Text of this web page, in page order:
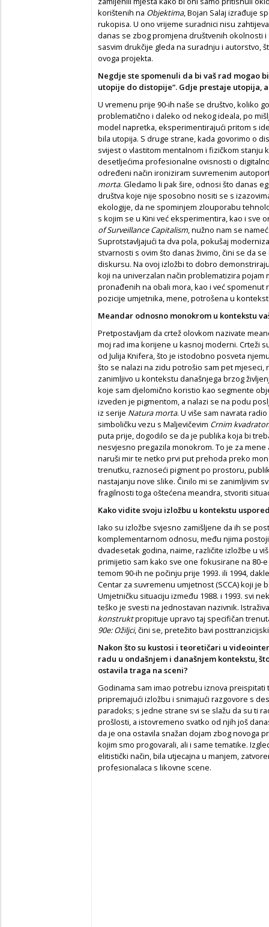
korištenih na Objektima, Bojan Salaj izrađuje
rukopisa. U ono vrijeme suradnici nisu
danas se zbog promjena društvenih okolnosti
sasvim drukčije gleda na suradnju i autorstvo,
ovoga projekta.
Negdje ste spomenuli da bi vaš rad mogao
utopije do distopije“. Gdje prestaje utopija,
U vremenu prije 90-ih naše se društvo, koliko
problematično i daleko od nekog ideala, po
model napretka, eksperimentirajući pritom s
bila utopija. S druge strane, kada govorimo o
svijest o vlastitom mentalnom i fizičkom stanju
desetljećima profesionalne ovisnosti o
određeni način ironiziram suvremenim
morta. Gledamo li pak šire, odnosi što danas
društva koje nije sposobno nositi se s
ekologije, da ne spominjem zlouporabu
s kojim se u Kini već eksperimentira, kao i
of Surveillance Capitalism , nužno nam se
Suprotstavljajući ta dva pola, pokušaj
stvarnosti s ovim što danas živimo, čini se da
diskursu. Na ovoj izložbi to dobro
koji na univerzalan način problematizira pojam
pronađenih na obali mora, kao i već spomenut
pozicije umjetnika, mene, potrošena u
Meandar odnosno monokrom u kontekstu
Pretpostavljam da crtež olovkom nazivate
moj rad ima korijene u kasnoj moderni. Crteži
od Julija Knifera, što je istodobno posveta
što se nalazi na zidu potrošio sam pet
zanimljivo u kontekstu današnjega brzog
koje sam djelomično koristio kao segmente
izveden je pigmentom, a nalazi se na podu
iz serije Natura morta. U više sam navrata
simboličku vezu s Maljevičevim Crnim
puta prije, dogodilo se da je publika koja bi
nesvjesno pregazila monokrom. To je za
naruši mir te netko prvi put prehoda preko
trenutku, raznoseći pigment po prostoru,
nastajanju nove slike. Činilo mi se zanimljivim
fragilnosti toga oštećena meandra, stvoriti
Kako vidite svoju izložbu u kontekstu
Iako su izložbe svjesno zamišljene da ih se
komplementarnom odnosu, među njima
dvadesetak godina, naime, različite izložbe u
primijetio sam kako sve one fokusirane na 80-e
temom 90-ih ne počinju prije 1993. ili 1994,
Centar za suvremenu umjetnost (SCCA) koji je
Umjetničku situaciju između 1988. i 1993. svi
teško je svesti na jednostavan nazivnik.
konstruktpropituje upravo taj specifičan
90e: Ožiljci, čini se, pretežito bavi
Nakon što su kustosi i teoretičari u
radu u ondašnjem i današnjem kontekstu,
ostavila traga na sceni?
Godinama sam imao potrebu iznova preispitati
pripremajući izložbu i snimajući razgovore s
paradoks; s jedne strane svi se slažu da su ti
prošlosti, a istovremeno svatko od njih još
da je ona ostavila snažan dojam zbog novoga
kojim smo progovarali, ali i same tematike.
elitistički način, bila utjecajna u manjem,
profesionalaca s likovne scene.